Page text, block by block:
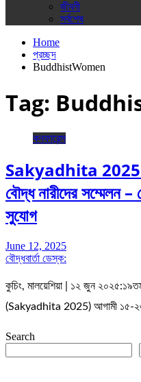
জীবনী
সর্বশেষ
Home
প্রচ্ছদ
BuddhistWomen
Tag:
কনফারেন্স
Sakyadhita 2025
বৌদ্ধ নারীদের সম্মেলন
সুযোগ
June 12, 2025
বৌদ্ধবার্তা ডেস্ক:
কুচিং, মালয়েশিয়া | ১২ জুন
(Sakyadhita 2025) আগামী ১৫-
Search